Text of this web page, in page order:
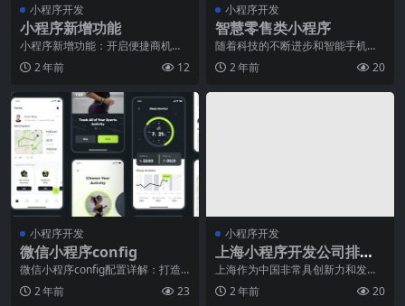
小程序开发
小程序新增功能
小程序新增功能：开启便捷商机，
引领创新时代随着科技的不断进
步，小程序作为一种新兴
2 年前 12
小程序开发
智慧零售类小程序
随着科技的不断进步和智能手机的
普及，小程序成为了人们生活中不
可或缺的一部分。在零
2 年前 20
小程序开发
微信小程序config
微信小程序config配置详解：打造
高效可靠的小程序开发环境作为目
前非常为流行的
2 年前 23
小程序开发
上海小程序开发公司排行
榜
上海作为中国非常具创新力和发展
活力的城市之一，一直以来都是众
多企业和创业者的热门
2 年前 20